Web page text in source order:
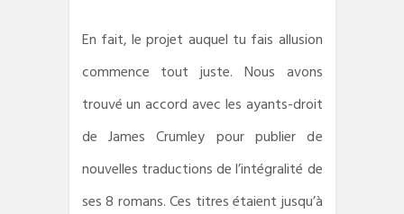
En fait, le projet auquel tu fais allusion
commence tout juste. Nous avons
trouvé un accord avec les ayants-droit
de James Crumley pour publier de
nouvelles traductions de l’intégralité de
ses 8 romans. Ces titres étaient jusqu’à